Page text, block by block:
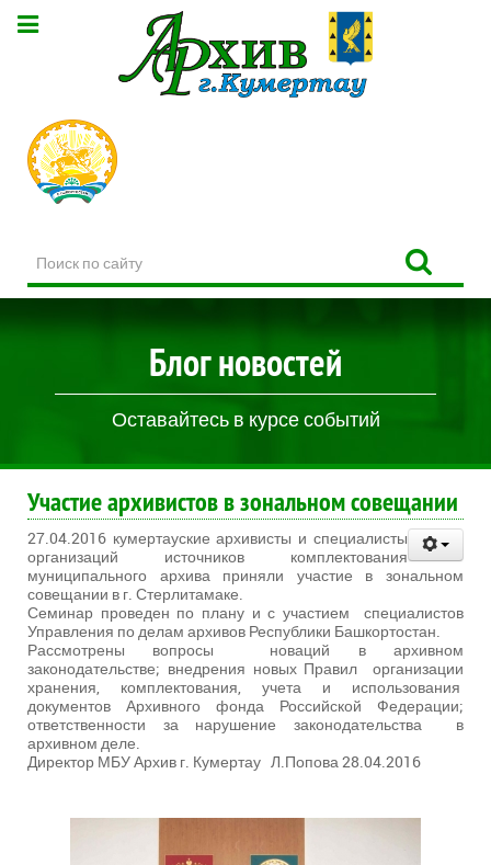
по
сайту
Блог новостей
Оставайтесь в курсе событий
Участие архивистов в зональном совещании
27.04.2016 кумертауские архивисты и специалисты
организаций источников комплектования
муниципального архива приняли участие в зональном
совещании в г. Стерлитамаке.
Семинар проведен по плану и с участием специалистов
Управления по делам архивов Республики Башкортостан.
Рассмотрены вопросы новаций в архивном
законодательстве; внедрения новых Правил организации
хранения, комплектования, учета и использования
документов Архивного фонда Российской Федерации;
ответственности за нарушение законодательства в
архивном деле.
Директор МБУ Архив г. Кумертау Л.Попова 28.04.2016